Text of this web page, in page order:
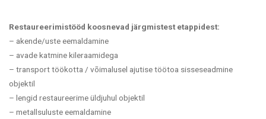
Restaureerimistööd koosnevad järgmistest etappidest:
– akende/uste eemaldamine
– avade katmine kileraamidega
– transport töökotta / võimalusel ajutise töötoa sisseseadmine
objektil
– lengid restaureerime üldjuhul objektil
– metallsuluste eemaldamine